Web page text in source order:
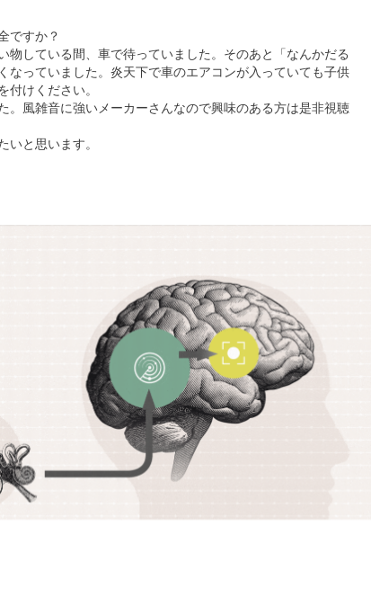
ですか？
している間、車で待っていました。そのあと「なんかだる
なっていました。炎天下で車のエアコンが入っていても子供
付けください。
。風雑音に強いメーカーさんなので興味のある方は是非視聴
いと思います。